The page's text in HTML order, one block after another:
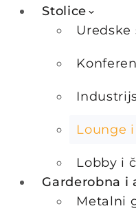
Stolice
Uredske
Lounge
Lobby i
Garderobna i
Metalni